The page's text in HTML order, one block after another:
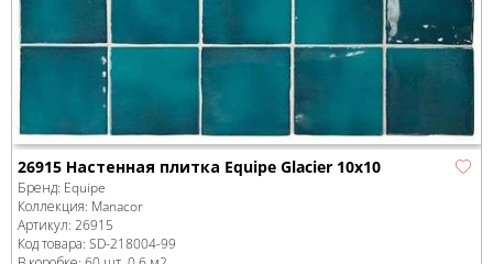
26915 Настенная плитка Equipe Glacier 10x10
Бренд: Equipe
Коллекция: Manacor
Артикул: 26915
Код товара: SD-218004-99